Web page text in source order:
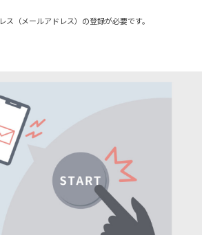
ス（メールアドレス）の登録が必要です。